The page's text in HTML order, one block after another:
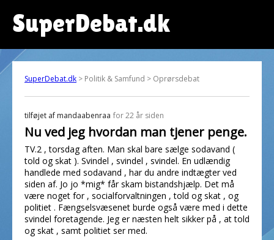
SuperDebat.dk
SuperDebat.dk > Politik & Samfund > Oprørsdebat
tilføjet af mandaabenraa for 22 år siden
Nu ved jeg hvordan man tjener penge.
TV.2 , torsdag aften. Man skal bare sælge sodavand (
told og skat ). Svindel , svindel , svindel. En udlændig
handlede med sodavand , har du andre indtægter ved
siden af. Jo jo *mig* får skam bistandshjælp. Det må
være noget for , socialforvaltningen , told og skat , og
politiet . Fængselsvæsenet burde også være med i dette
svindel foretagende. Jeg er næsten helt sikker på , at told
og skat , samt politiet ser med.